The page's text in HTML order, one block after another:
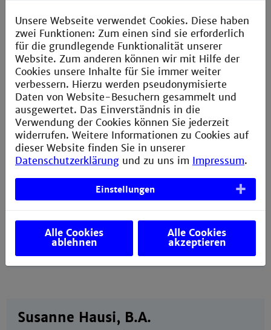
have been officially nominated by Team IW.
Please refer to the deadlines shown in the data
overviews for each partner in our list of
Global Partners.
Master Checklist
Checklist Outgoings
Susanne Hausi, B.A.
Unsere Webseite verwendet Cookies. Diese haben
zwei Funktionen: Zum einen sind sie erforderlich
für die grundlegende Funktionalität unserer
Website. Zum anderen können wir mit Hilfe der
Cookies unsere Inhalte für Sie immer weiter
verbessern. Hierzu werden pseudonymisierte
Daten von Website-Besuchern gesammelt und
ausgewertet. Das Einverständnis in die
Verwendung der Cookies können Sie jederzeit
widerrufen. Weitere Informationen zu Cookies auf
dieser Website finden Sie in unserer
Datenschutzerklärung und zu uns im Impressum.
Einstellungen
Alle Cookies
ablehnen
Alle Cookies
akzeptieren